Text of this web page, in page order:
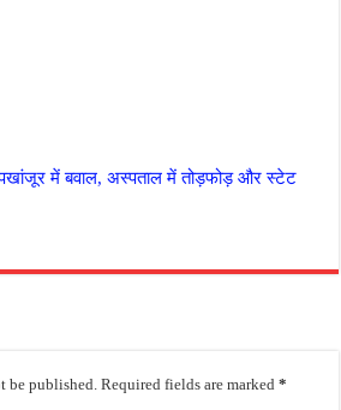
पखांजूर में बवाल, अस्पताल में तोड़फोड़ और स्टेट
be published. Required fields are marked*